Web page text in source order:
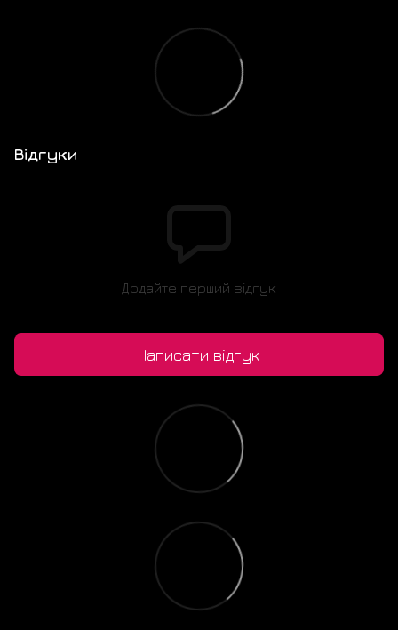
Відгуки
Додайте перший відгук
Написати відгук